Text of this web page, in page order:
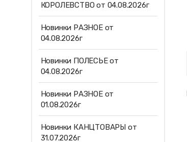
КОРОЛЕВСТВО от 04.08.2026г
Новинки РАЗНОЕ от
04.08.2026г
Новинки ПОЛЕСЬЕ от
04.08.2026г
Новинки РАЗНОЕ от
01.08.2026г
Новинки КАНЦТОВАРЫ от
31.07.2026г